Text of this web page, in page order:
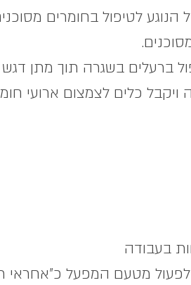
הנוגע לטיפול בחומרים
ברעלים בשגרה תוך מתן
כלים לצמצום ארועי
בעבודה
מטעם המפעל כ"אחראי